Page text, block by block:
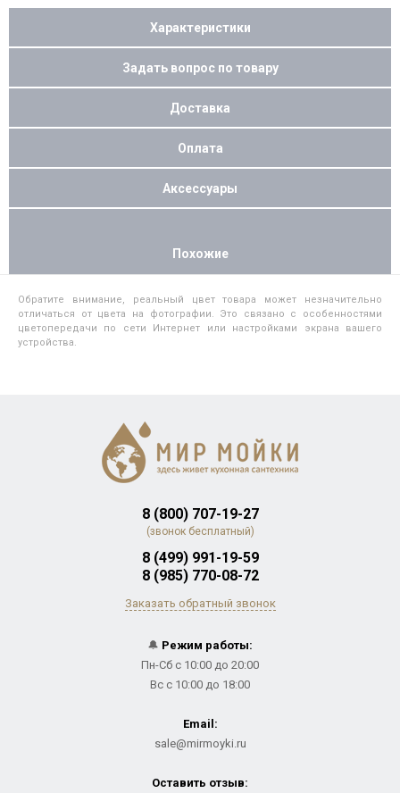
Характеристики
Задать вопрос по товару
Доставка
Оплата
Аксессуары
Похожие
Обратите внимание, реальный цвет товара может незначительно
отличаться от цвета на фотографии. Это связано с особенностями
цветопередачи по сети Интернет или настройками экрана вашего
устройства.
8 (800) 707-19-27
(звонок бесплатный)
8 (499) 991-19-59
8 (985) 770-08-72
Заказать обратный звонок
🔔 Режим работы:
Пн-Сб с 10:00 до 20:00
Вс с 10:00 до 18:00
Email:
sale@mirmoyki.ru
Оставить отзыв: